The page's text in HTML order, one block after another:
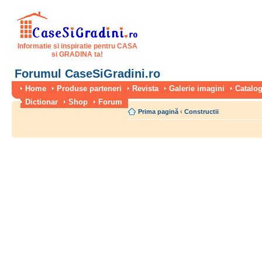
Informatie si inspiratie pentru CASA
si GRADINA ta!
Forumul CaseSiGradini.ro
Home Produse parteneri Revista Galerie imagini
Dictionar
Shop Forum
Prima pagină ‹ Constructii